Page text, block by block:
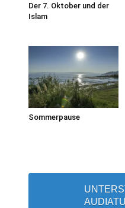
Der 7. Oktober und der
Islam
Sommerpause